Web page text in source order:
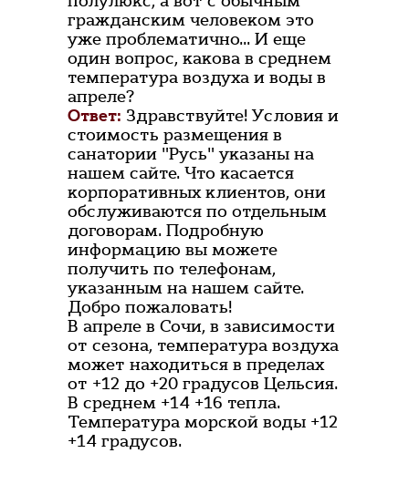
гражданским человеком это
уже проблематично... И еще
один вопрос, какова в среднем
температура воздуха и воды в
апреле?
Ответ: Здравствуйте! Условия и
стоимость размещения в
санатории "Русь" указаны на
нашем сайте. Что касается
корпоративных клиентов, они
обслуживаются по отдельным
договорам. Подробную
информацию вы можете
получить по телефонам,
указанным на нашем сайте.
Добро пожаловать!
В апреле в Сочи, в зависимости
от сезона, температура воздуха
может находиться в пределах
от +12 до +20 градусов Цельсия.
В среднем +14 +16 тепла.
Температура морской воды +12
+14 градусов.